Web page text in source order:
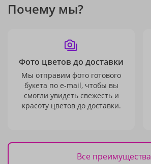
Почему мы?
Фото цветов до доставки
Мы отправим фото готового
букета по e-mail, чтобы вы
смогли увидеть свежесть и
красоту цветов до доставки.
Все преимущества